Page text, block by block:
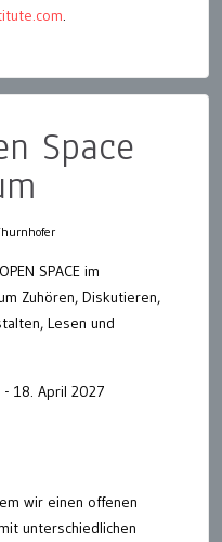
.
Space
SPACE im
Zuhören, Diskutieren,
Lesen und
18. April 2027
wir einen offenen
unterschiedlichen